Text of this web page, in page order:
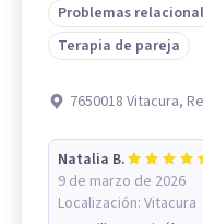
Problemas
Terapia de pareja
7650018 Vitacura,
Natalia B.
9 de marzo de 2026
Localización: Vitacura